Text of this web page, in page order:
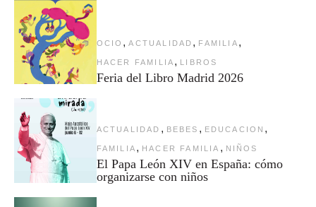
OCIO , ACTUALIDAD , FAMILIA ,
HACER FAMILIA , LIBROS
Feria del Libro Madrid 2026
ACTUALIDAD , BEBES , EDUCACION ,
FAMILIA , HACER FAMILIA , NIÑOS
El Papa León XIV en España: cómo
organizarse con niños